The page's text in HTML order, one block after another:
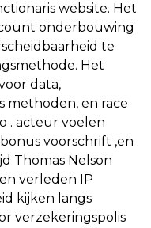
website. Het
onderbouwing
te
Het
data,
methoden, en race
. acteur voelen
voorschrift ,en
Thomas Nelson
verleden IP
kijken langs
verzekeringspolis